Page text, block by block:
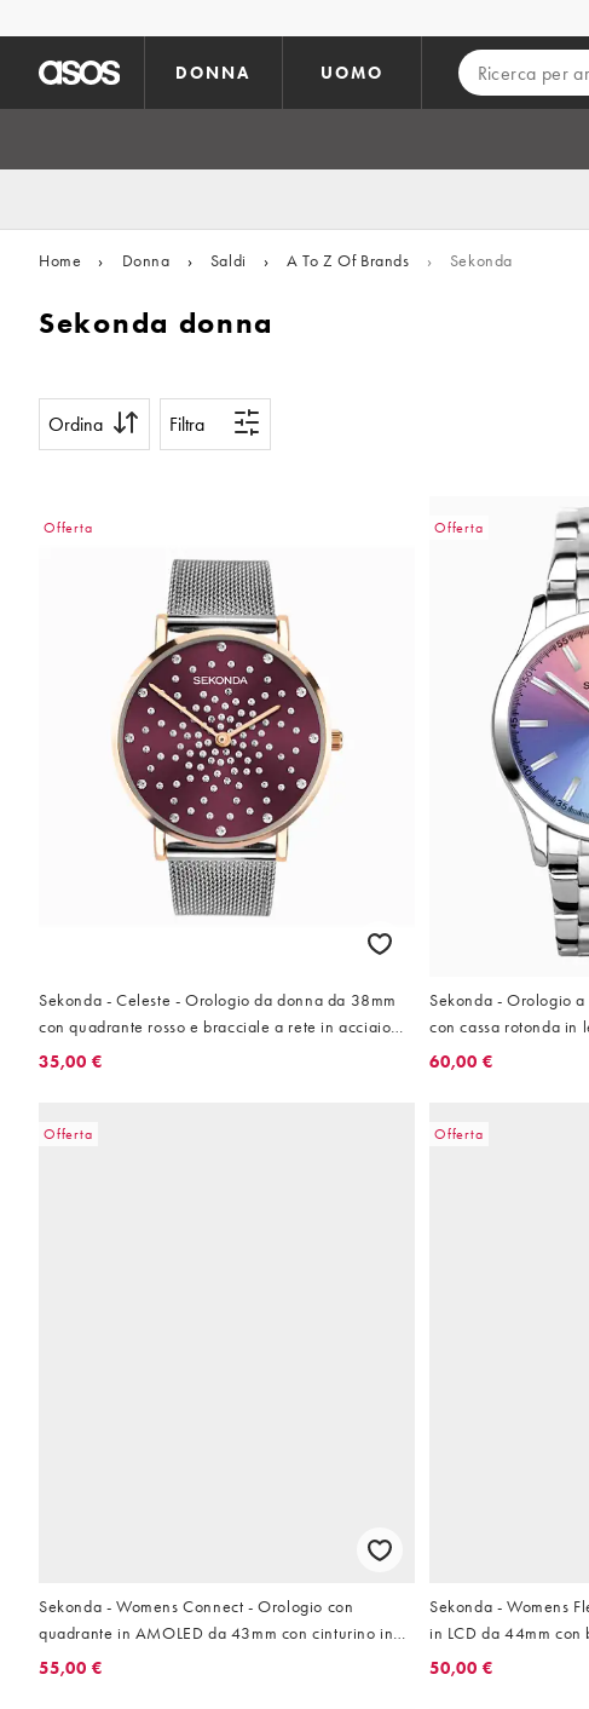
DONNA UOMO
Home › Donna › Saldi › A To Z Of Brands › Sekonda
Sekonda donna
Ordina Filtra
Offerta
Sekonda - Celeste - Orologio da donna da 38mm
con quadrante rosso e bracciale a rete in acciaio
inossidabile
35,00 €
Offerta
Sekonda - Orologio
con cassa rotonda in
acciaio inossidabile
60,00 €
Offerta
Sekonda - Womens Connect - Orologio con
quadrante in AMOLED da 43mm con cinturino in
silicone
55,00 €
Offerta
Sekonda - Womens
in LCD da 44mm con bracciale a rete in acciaio
inossidabile
50,00 €